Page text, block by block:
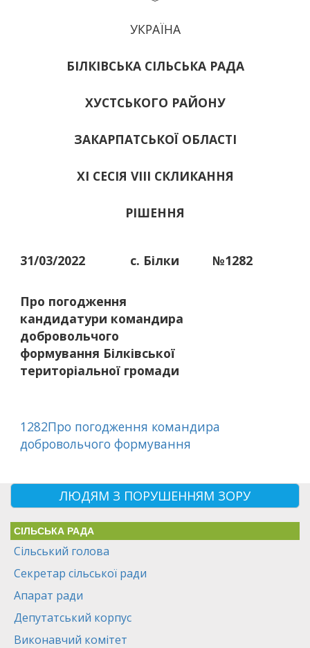
УКРАЇНА
БІЛКІВСЬКА СІЛЬСЬКА РАДА
ХУСТСЬКОГО РАЙОНУ
ЗАКАРПАТСЬКОЇ ОБЛАСТІ
ХІ СЕСІЯ VIII СКЛИКАННЯ
РІШЕННЯ
31/03/2022 с. Білки №1282
Про погодження
кандидатури командира
добровольчого
формування Білківської
територіальної громади
1282Про погодження командира
добровольчого формування
ЛЮДЯМ З ПОРУШЕННЯМ ЗОРУ
СІЛЬСЬКА РАДА
Сільський голова
Секретар сільської ради
Апарат ради
Депутатський корпус
Виконавчий комітет